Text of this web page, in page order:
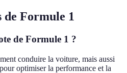
de Formule 1
de Formule 1 ?
conduire la voiture, mais aussi
optimiser la performance et la